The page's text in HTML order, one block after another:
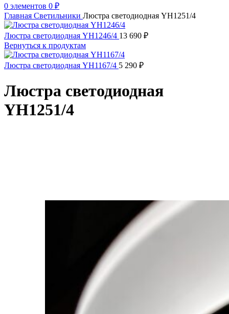
0 элементов 0 ₽
Главная Светильники Люстра светодиодная YH1251/4
Люстра светодиодная YH1246/4 13 690 ₽
Вернуться к продуктам
Люстра светодиодная YH1167/4 5 290 ₽
Люстра светодиодная
YH1251/4